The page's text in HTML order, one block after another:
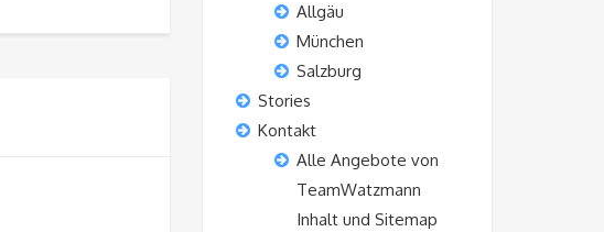
Allgäu
München
Salzburg
Stories
Kontakt
Alle Angebote von
TeamWatzmann
Inhalt und Sitemap